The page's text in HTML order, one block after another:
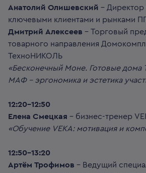
Анатолий Олишевский – Директор
ключевыми клиентами и рынками
Дмитрий Алексеев – Торговый
товарного направления
ТехноНИКОЛЬ
«Бесконечный Моне. Готовые
МАФ – эргономика и эстетика
12:20-12:50
Елена Смецкая – бизнес-тренер
«Обучение VEKA: мотивация и
12:50-13:20
Артём Трофимов – Ведущий